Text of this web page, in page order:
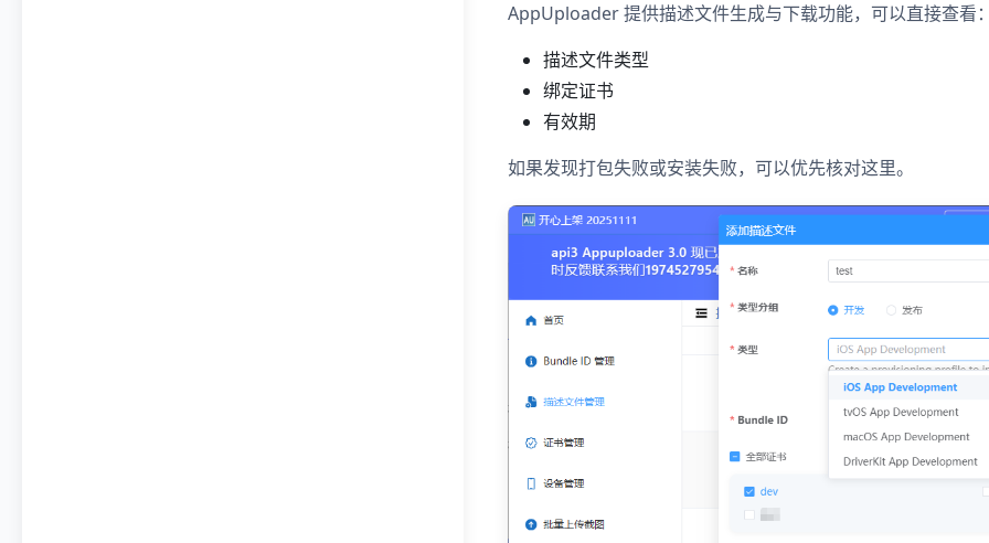
AppUploader 提供描述文件生成与下载功能，可以直接查看
描述文件类型
绑定证书
有效期
如果发现打包失败或安装失败，可以优先核对这里。